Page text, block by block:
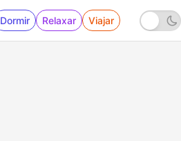
Dormir Relaxar Viajar